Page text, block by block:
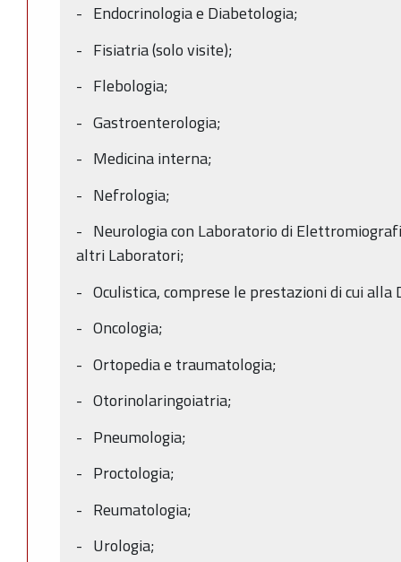
- Endocrinologia e Diabetologia;
- Fisiatria (solo visite);
- Flebologia;
- Gastroenterologia;
- Medicina interna;
- Nefrologia;
- Neurologia con Laboratorio di
altri Laboratori;
- Oculistica, comprese le prestazioni di cui alla
- Oncologia;
- Ortopedia e traumatologia;
- Otorinolaringoiatria;
- Pneumologia;
- Proctologia;
- Reumatologia;
- Urologia;